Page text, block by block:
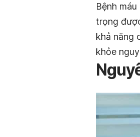
Bệnh
trọng
khả năng
khỏe